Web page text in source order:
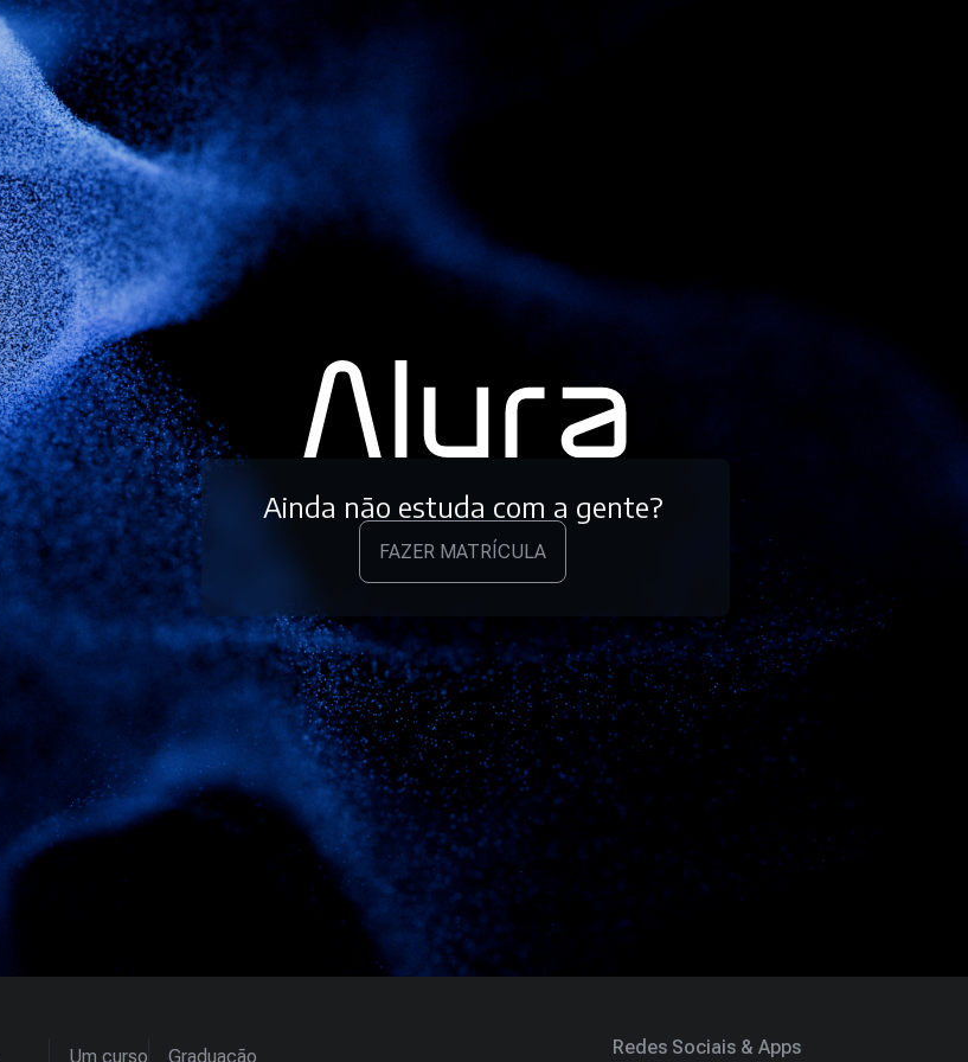
Ainda não estuda com a gente?
FAZER MATRÍCULA
Um curso Graduação Redes Sociais & Apps